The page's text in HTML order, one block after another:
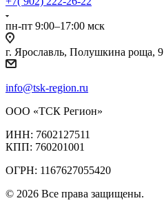
пн-пт 9:00–17:00 мск
г. Ярославль, Полушкина роща, 9
info@tsk-region.ru
ООО «ТСК Регион»
ИНН: 7602127511
КПП: 760201001
ОГРН: 1167627055420
© 2026 Все права защищены.